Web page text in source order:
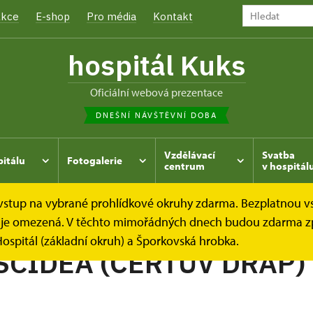
E-shop Pro média Kontakt
hospitál Kuks
oficiální webová prezentace
DNEŠNÍ NÁVŠTĚVNÍ DOBA
Fotogalerie
Vzdělávací
centrum
Svatba
v
na vybrané prohlídkové okruhy zdarma. Bezplatnou
omezená. V těchto mimořádných dnech budou zdarma
(základní okruh) a Šporkovská hrobka.
Kukský herbář - aneb co u nás roste...
(ČERTŮV DRÁP)